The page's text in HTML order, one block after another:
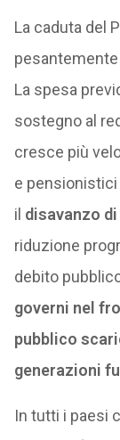
La caduta del
La spesa
sostegno al
cresce più
e pensionistici
il disavanzo
riduzione
debito
governi nel
pubblico
generazioni
In tutti i paesi